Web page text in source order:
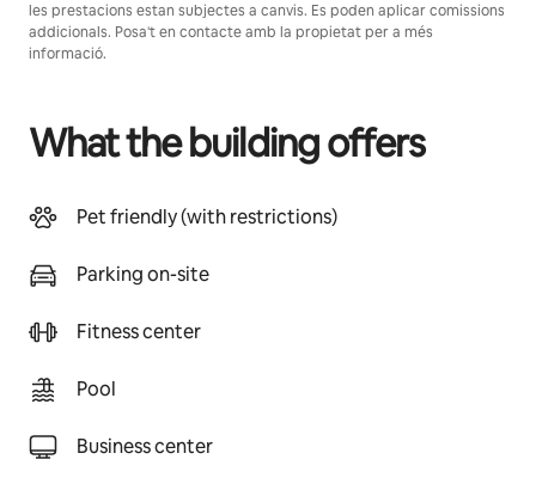
les prestacions estan subjectes a canvis. Es poden aplicar comissions
addicionals. Posa't en contacte amb la propietat per a més
informació.
What the building offers
Pet friendly (with restrictions)
Parking on-site
Fitness center
Pool
Business center